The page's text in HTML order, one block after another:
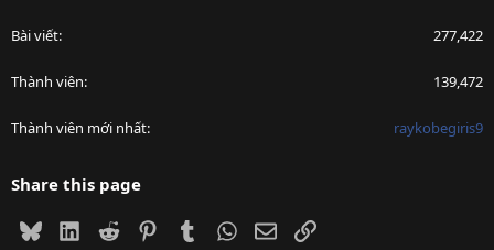
Bài viết 277,422
Thành viên 139,472
Thành viên mới nhất raykobegiris9
Share this page
BlueskyLinkedIn
Reddit PinterestTumblrWhatsApp
EmailLink